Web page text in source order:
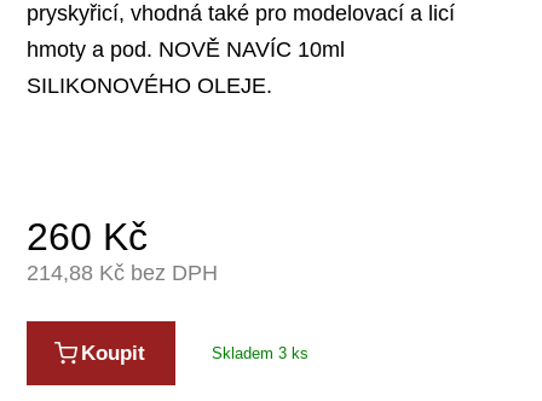
pryskyřicí, vhodná také pro modelovací a licí
hmoty a pod. NOVĚ NAVÍC 10ml
SILIKONOVÉHO OLEJE.
260 Kč
214,88 Kč bez DPH
Koupit Skladem 3 ks